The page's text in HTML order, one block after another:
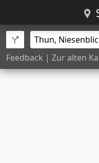
Feedback | Zur alten